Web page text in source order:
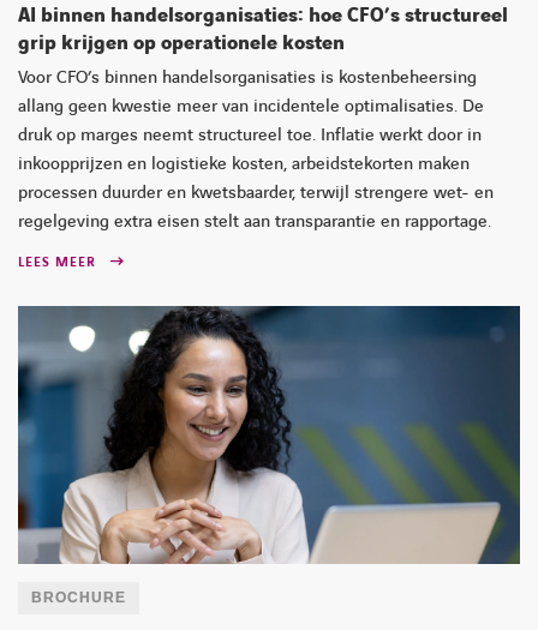
LINKEDINYOUTUBEFACEBOOK
TWITTER
AI binnen handelsorganisaties: hoe CFO’s structureel
grip krijgen op operationele kosten
Voor CFO’s binnen handelsorganisaties is kostenbeheersing
allang geen kwestie meer van incidentele optimalisaties. De
druk op marges neemt structureel toe. Inflatie werkt door in
inkoopprijzen en logistieke kosten, arbeidstekorten maken
processen duurder en kwetsbaarder, terwijl strengere wet- en
regelgeving extra eisen stelt aan transparantie en rapportage.
LEES MEER
BROCHURE